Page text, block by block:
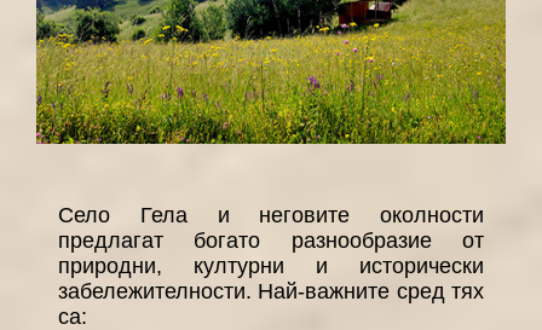
Село Гела и неговите околности
предлагат богато разнообразие от
природни, културни и исторически
забележителности. Най-важните сред тях
са: